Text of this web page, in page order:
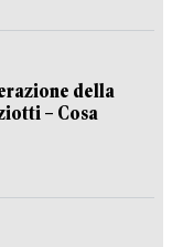
della
– Cosa